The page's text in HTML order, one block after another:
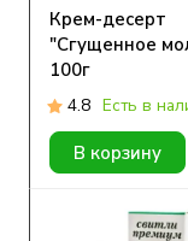
Крем-десерт
"Сгущенное
100г
4.8 Есть в
В корзину